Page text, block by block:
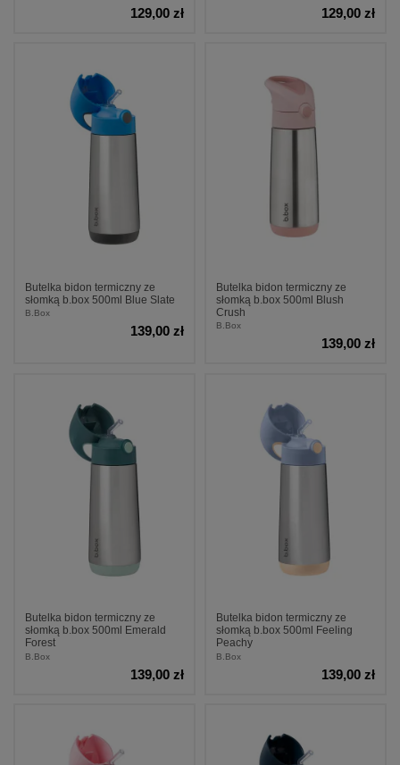
129,00 zł 129,00 zł
Butelka bidon termiczny ze
słomką b.box 500ml Blue Slate
B.Box
139,00 zł
Butelka bidon termiczny ze
słomką b.box 500ml Blush
Crush
B.Box
139,00 zł
Butelka bidon termiczny ze
słomką b.box 500ml Emerald
Forest
B.Box
139,00 zł
Butelka bidon termiczny ze
słomką b.box 500ml Feeling
Peachy
B.Box
139,00 zł